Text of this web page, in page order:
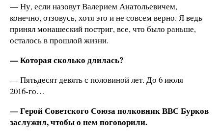
— Ну, если назовут Валерием Анатольевичем,
конечно, отзовусь, хотя это и не совсем верно. Я ведь
принял монашеский постриг, все, что было раньше,
осталось в прошлой жизни.
— Которая сколько длилась?
— Пятьдесят девять с половиной лет. До 6 июля
2016‑го…
— Герой Советского Союза полковник ВВС Бурков
заслужил, чтобы о нем поговорили.